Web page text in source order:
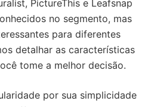
PictureThis e Leafsnap
no segmento, mas
para diferentes
detalhar as características
tome a melhor decisão.
por sua simplicidade